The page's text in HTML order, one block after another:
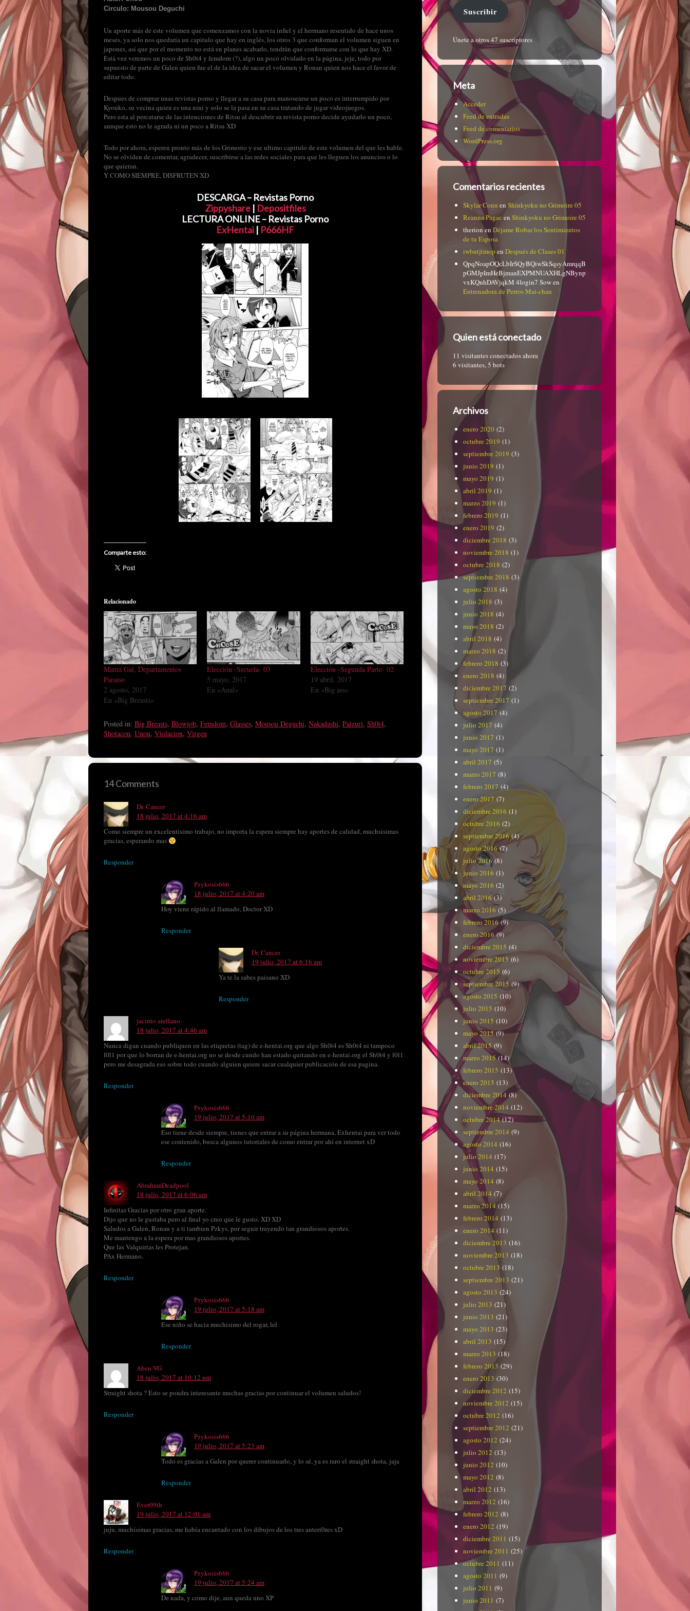
Circulo: Mousou Deguchi
Un aporte más de este volumen que comenzamos con la novia infiel y el hermano resentido de hace unos
meses, ya solo nos quedaría un capitulo que hay en inglés, los otros 3 que conforman el volumen siguen en
japones, así que por el momento no está en planes acabarlo, tendrán que conformarse con lo que hay XD.
Está vez veremos un poco de Sh0t4 y femdom (?), algo un poco olvidado en la página, jeje, todo por
supuesto de parte de Galen quien fue el de la idea de sacar el volumen y Ronan quien nos hace el favor de
editar todo.
Despues de comprar unas revistas porno y llegar a su casa para manosearse un poco es interrumpido por
Kyouko, su vecina quien es una nini y solo se la pasa en su casa tratando de jugar videojuegos.
Pero esta al percatarse de las intenciones de Ritsu al descubrir su revista porno decide ayudarlo un poco,
aunque esto no le agrada ni un poco a Ritsu XD
Todo por ahora, esperen pronto más de los Grimorio y ese ultimo capitulo de este volumen del que les hable.
No se olviden de comentar, agradecer, suscribirse a las redes sociales para que les lleguen los anuncios o lo
que quieran.
Y COMO SIEMPRE, DISFRUTEN XD
DESCARGA – Revistas Porno
Zippyshare| Depositfiles
LECTURA ONLINE – Revistas Porno
ExHentai | P666HF
Comparte esto:
Relacionado
Mamá Gal, Departamentos
Paraíso
2 agosto, 2017
En «Big Breasts»
Elección -Secuela- 03
5 mayo, 2017
En «Anal»
Elección -Segunda Parte- 02
19 abril, 2017
En «Big ass»
Posted in: Big Breasts, Blowjob, Femdom, Glasses, Mousou Deguchi, Nakadashi, Paizuri, Sh0t4,
Shotacon, Unou, Violacion, Virgen
14 Comments
Dr. Cancer
18 julio, 2017 at 4:16 am
Como siempre un excelentisimo trabajo, no importa la espera siempre hay aportes de calidad, muchsisimas
gracias, esperando mas
Responder
Pzykosis666
18 julio, 2017 at 4:20 am
Hoy viene rápido al llamado, Doctor XD
Responder
Dr. Cancer
19 julio, 2017 at 6:16 am
Ya te la sabes paisano XD
Responder
jacinto arellano
18 julio, 2017 at 4:46 am
Nunca digan cuando publiquen en las etiquetas (tag) de e-hentai.org que algo Sh0t4 es Sh0t4 ni tampoco
l0l1 por que lo borran de e-hentai.org no se desde cundo han estado quitando en e-hentai.org el Sh0t4 y l0l1
pero me desagrada eso sobre todo cuando alguien quiere sacar cualquier publicación de esa pagina.
Responder
Pzykosis666
19 julio, 2017 at 5:10 am
Eso tiene desde siempre, tienes que entrar a su página hermana, Exhentai para ver todo
ese contenido, busca algunos tutoriales de como entrar por ahí en internet xD
Responder
AbrahamDeadpool
18 julio, 2017 at 6:06 am
Infinitas Gracias por otro gran aporte.
Dijo que no le gustaba pero al final yo creo que le gusto. XD XD
Saludos a Galen, Ronan y a ti tambien Pzkys, por seguir trayendo tan grandiosos aportes.
Me mantengo a la espera por mas grandiosos aportes.
Que las Valquirias les Protejan.
PAx Hermano.
Responder
Pzykosis666
19 julio, 2017 at 5:18 am
Ese niño se hacia muchisimo del rogar, lel
Responder
Aben VG
18 julio, 2017 at 10:12 pm
Straight shota ? Esto se pondra interesante muchas gracias por continuar el volumen saludos!
Responder
Pzykosis666
19 julio, 2017 at 5:23 am
Todo es gracias a Galen por querer continuarlo, y lo sé, ya es raro el straight shota, jaja
Responder
Ever09th
19 julio, 2017 at 12:01 am
juju, muchísimas gracias, me había encantado con los dibujos de los tres anteri0res xD
Responder
Pzykosis666
19 julio, 2017 at 5:24 am
De nada, y como dije, aun queda uno XP
Suscribir
Únete a otros 47 suscriptores
Meta
Acceder
Feed de entradas
Feed de comentarios
WordPress.org
Comentarios recientes
Skylar Conn en Shinkyoku no Grimoire 05
Reanna Pagac en Shinkyoku no Grimoire 05
therionen Déjame Robar los Sentimientos
de tu Esposa
iwbntjtmop en Después de Clases 01
QpqNoapOQcLbIrSQyBQiwSkSqsyAmrqqB
pGMJpImHeBjmanEXPMNUAXHLgNBynp
vxKQnhDAVjqkM 4login7 Sowen
Entrenadora de Perros Mai-chan
Quien está conectado
11 visitantes conectados ahora
6 visitantes,5 bots
Archivos
enero 2020 (2)
octubre 2019 (1)
septiembre 2019 (3)
junio 2019 (1)
mayo 2019 (1)
abril 2019 (1)
marzo 2019 (1)
febrero 2019 (1)
enero 2019 (2)
diciembre 2018 (3)
noviembre 2018 (1)
octubre 2018 (2)
septiembre 2018 (3)
agosto 2018 (4)
julio 2018 (3)
junio 2018 (4)
mayo 2018 (2)
abril 2018 (4)
marzo 2018 (2)
febrero 2018 (3)
enero 2018 (4)
diciembre 2017 (2)
septiembre 2017 (1)
agosto 2017 (4)
julio 2017 (4)
junio 2017 (1)
mayo 2017 (1)
abril 2017 (5)
marzo 2017 (8)
febrero 2017 (4)
enero 2017 (7)
diciembre 2016 (1)
octubre 2016 (2)
septiembre 2016(4)
agosto 2016(7)
julio 2016(8)
junio 2016 (1)
mayo 2016 (2)
abril 2016 (3)
marzo 2016 (5)
febrero 2016(9)
enero 2016(9)
diciembre 2015 (4)
noviembre 2015 (6)
octubre 2015 (6)
septiembre 2015 (9)
agosto 2015 (10)
julio 2015 (10)
junio 2015 (10)
mayo 2015(9)
abril 2015 (9)
marzo 2015(14)
febrero 2015 (13)
enero 2015 (13)
diciembre 2014 (8)
noviembre 2014 (12)
octubre 2014(12)
septiembre 2014 (9)
agosto 2014 (16)
julio 2014 (17)
junio 2014 (15)
mayo 2014 (8)
abril 2014 (7)
marzo 2014 (15)
febrero 2014 (13)
enero 2014 (11)
diciembre 2013 (16)
noviembre 2013 (18)
octubre 2013 (18)
septiembre 2013 (21)
agosto 2013 (24)
julio 2013 (21)
junio 2013 (21)
mayo 2013 (23)
abril 2013 (15)
marzo 2013 (18)
febrero 2013 (29)
enero 2013 (30)
diciembre 2012 (15)
noviembre 2012 (15)
octubre 2012 (16)
septiembre 2012 (21)
agosto 2012 (24)
julio 2012 (13)
junio 2012 (10)
mayo 2012 (8)
abril 2012 (13)
marzo 2012 (16)
febrero 2012 (8)
enero 2012 (19)
diciembre 2011 (15)
noviembre 2011 (25)
octubre 2011 (11)
agosto 2011 (9)
julio 2011 (9)
junio 2011 (7)